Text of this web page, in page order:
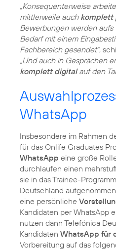
„Konsequenterweise
mittlerweile auch komplett
Bewerbungen werden
Bedarf mit einem
Fachbereich gesendet“,
„Und auch in Gesprächen
komplett digitalauf den
WhatsApp
Insbesondere im Rahmen
für das Onlife Graduates
WhatsApp eine große
durchlaufen einen
sie in das Trainee-
Deutschland
eine persönliche
Kandidaten per WhatsApp
nutzen dann Telefónica
Kandidaten WhatsApp für
Vorbereitung auf das